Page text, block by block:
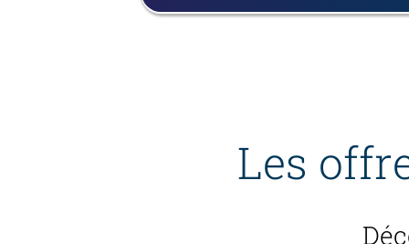
Les